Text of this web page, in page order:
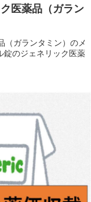
医薬品（ガラン
（ガランタミン）のメ
錠のジェネリック医薬